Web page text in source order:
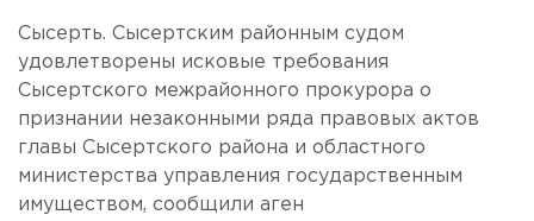
Сысерть. Сысертским районным судом
удовлетворены исковые требования
Сысертского межрайонного прокурора о
признании незаконными ряда правовых актов
главы Сысертского района и областного
министерства управления государственным
имуществом, сообщили аген